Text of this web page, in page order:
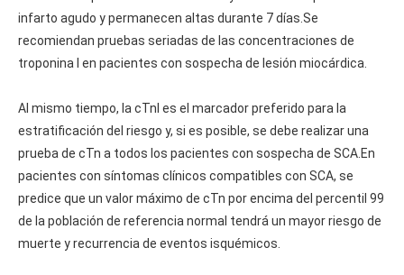
infarto agudo y permanecen altas durante 7 días.Se
recomiendan pruebas seriadas de las concentraciones de
troponina I en pacientes con sospecha de lesión miocárdica.
Al mismo tiempo, la cTnI es el marcador preferido para la
estratificación del riesgo y, si es posible, se debe realizar una
prueba de cTn a todos los pacientes con sospecha de SCA.En
pacientes con síntomas clínicos compatibles con SCA, se
predice que un valor máximo de cTn por encima del percentil 99
de la población de referencia normal tendrá un mayor riesgo de
muerte y recurrencia de eventos isquémicos.